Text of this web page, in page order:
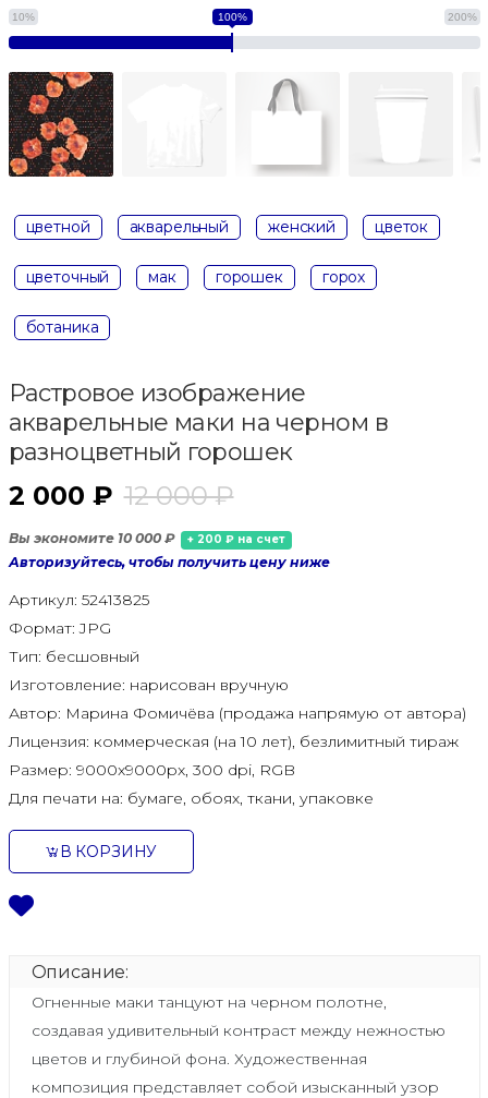
10% 200%
100%
цветной акварельный женский цветок
цветочный мак горошек горох
ботаника
Растровое изображение
акварельные маки на черном в
разноцветный горошек
2 000 ₽ 12 000 ₽
Вы экономите 10 000 ₽ + 200 ₽ на счет
Авторизуйтесь, чтобы получить цену ниже
Артикул: 52413825
Формат:JPG
Тип: бесшовный
Изготовление: нарисован вручную
Автор: Марина Фомичёва (продажа напрямую от автора)
Лицензия: коммерческая (на 10 лет), безлимитный тираж
Размер: 9000x9000px, 300 dpi, RGB
Для печати на: бумаге, обоях, ткани, упаковке
В КОРЗИНУ
Описание:
Огненные маки танцуют на черном полотне,
создавая удивительный контраст между нежностью
цветов и глубиной фона. Художественная
композиция представляет собой изысканный узор